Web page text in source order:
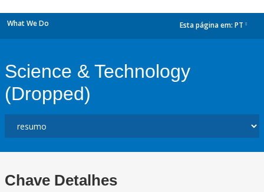
What We Do Esta página em: PT
Science & Technology
(Dropped)
Chave Detalhes